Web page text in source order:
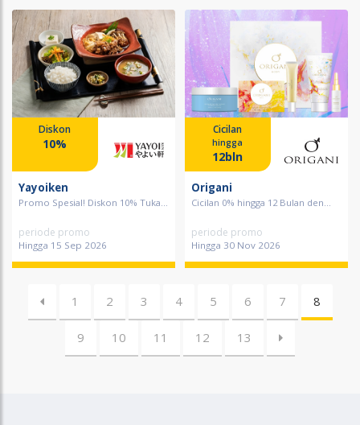
Diskon
10%
Yayoiken
Promo Spesial! Diskon 10% Tuka...
periode promo
Hingga 15 Sep 2026
Cicilan
hingga
12bln
Origani
Cicilan 0% hingga 12 Bulan den...
periode promo
Hingga 30 Nov 2026
1 2 3 4 5 6 7 8
9 10 11 12 13